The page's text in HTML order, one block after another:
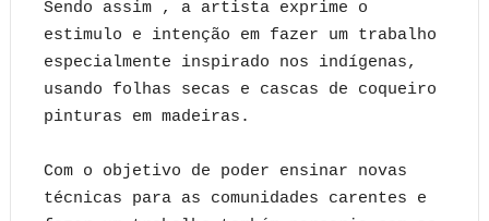
Sendo assim , a artista exprime o
estimulo e intenção em fazer um trabalho
especialmente inspirado nos indígenas,
usando folhas secas e cascas de coqueiro
pinturas em madeiras.
Com o objetivo de poder ensinar novas
técnicas para as comunidades carentes e